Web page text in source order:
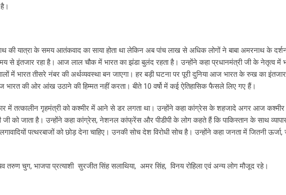
की यात्रा के समय आतंकवाद का साया होता था लेकिन अब पांच लाख से अधिक लोगों ने बाबा अमरनाथ के
से इंतजार रहा है। आज लाल चौक में भारत का झंडा बुलंद रहता है। उन्होंने कहा प्रधानमंत्री जी के नेतृत्व में
भारत तीसरे नंबर की अर्थव्यवस्था बन जाएगा। हर बड़ी घटना पर पूरी दुनिया आज भारत के रुख का
भारत की ओर आंख उठाने की हिम्मत नहीं करता। बीते 10 वर्षो में कई ऐतिहासिक फैसले लिए गए हैं।
में तत्कालीन गृहमंत्री को कश्मीर में आने से डर लगता था। उन्होंने कहा कांग्रेस के शहजादे अगर आज
जी को जाता है। उन्होंने कहा कांग्रेस, नेशनल कांफ्रेंस और पीडीपी के लोग कहते हैं कि पाकिस्तान के साथ व्यापार
पत्थरबाजों को छोड़ देना चाहिए। उनकी सोच देश विरोधी सोच है। उन्होंने कहा जनता में जितनी
तरुण चुग, भाजपा प्रत्याशी सुरजीत सिंह सलाथिया, अमर सिंह, विनय रोहिला एवं अन्य लोग मौजूद रहे।